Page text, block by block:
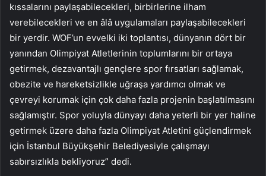
kıssalarını paylaşabilecekleri, birbirlerine ilham
verebilecekleri ve en âlâ uygulamaları paylaşabilecekleri
bir yerdir. WOF’un evvelki iki toplantısı, dünyanın dört bir
yanından Olimpiyat Atletlerinin toplumlarını bir ortaya
getirmek, dezavantajlı gençlere spor fırsatları sağlamak,
obezite ve hareketsizlikle uğraşa yardımcı olmak ve
çevreyi korumak için çok daha fazla projenin başlatılmasını
sağlamıştır. Spor yoluyla dünyayı daha yeterli bir yer haline
getirmek üzere daha fazla Olimpiyat Atletini güçlendirmek
için İstanbul Büyükşehir Belediyesiyle çalışmayı
sabırsızlıkla bekliyoruz” dedi.